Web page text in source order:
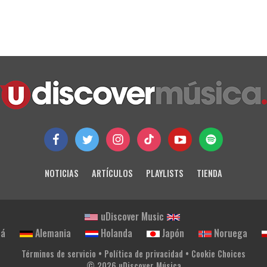
NOTICIAS ARTÍCULOS PLAYLISTS TIENDA
uDiscover Music
Alemania Holanda Japón Noruega
Términos de servicio • Política de privacidad • Cookie Choices